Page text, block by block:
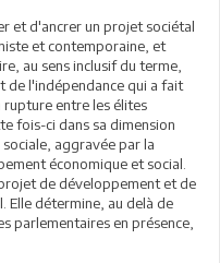
et d'ancrer un projet sociétal
et contemporaine, et
au sens inclusif du terme,
de l'indépendance qui a fait
entre les élites
fois-ci dans sa dimension
aggravée par la
économique et social.
de développement et de
Elle détermine, au delà de
parlementaires en présence,